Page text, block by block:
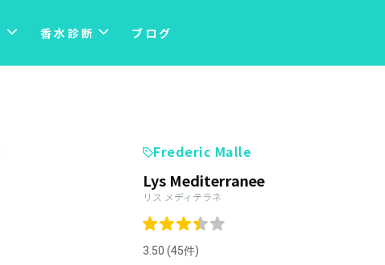
香水診断 ブログ
Frederic Malle
Lys Mediterranee
リス メディテラネ
3.50 (45件)